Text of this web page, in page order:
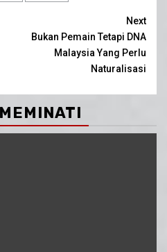
Next
Bukan Pemain Tetapi DNA
Malaysia Yang Perlu
Naturalisasi